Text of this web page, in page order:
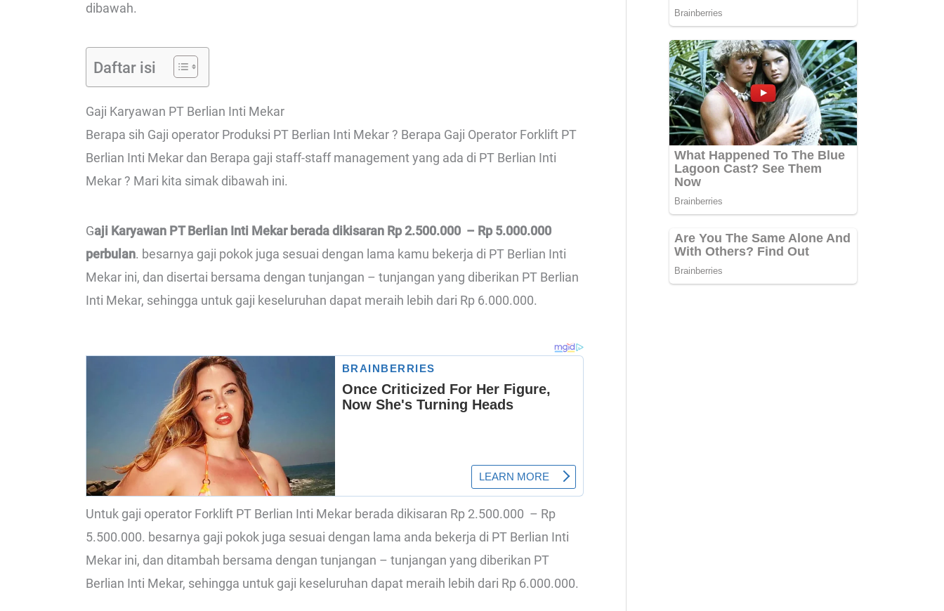
dibawah.
Daftar isi
Gaji Karyawan PT Berlian Inti Mekar
Berapa sih Gaji operator Produksi PT Berlian Inti Mekar ? Berapa Gaji Operator Forklift PT
Berlian Inti Mekar dan Berapa gaji staff-staff management yang ada di PT Berlian Inti
Mekar ? Mari kita simak dibawah ini.
Gaji Karyawan PT Berlian Inti Mekar berada dikisaran Rp 2.500.000 – Rp 5.000.000
perbulan. besarnya gaji pokok juga sesuai dengan lama kamu bekerja di PT Berlian Inti
Mekar ini, dan disertai bersama dengan tunjangan – tunjangan yang diberikan PT Berlian
Inti Mekar, sehingga untuk gaji keseluruhan dapat meraih lebih dari Rp 6.000.000.
Untuk gaji operator Forklift PT Berlian Inti Mekar berada dikisaran Rp 2.500.000 – Rp
5.500.000. besarnya gaji pokok juga sesuai dengan lama anda bekerja di PT Berlian Inti
Mekar ini, dan ditambah bersama dengan tunjangan – tunjangan yang diberikan PT
Berlian Inti Mekar, sehingga untuk gaji keseluruhan dapat meraih lebih dari Rp 6.000.000.